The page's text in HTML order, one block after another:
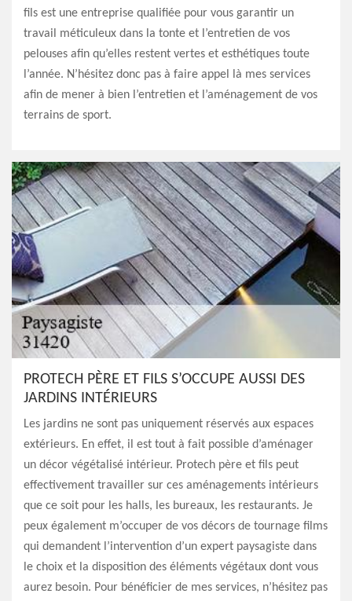
fils est une entreprise qualifiée pour vous garantir un
travail méticuleux dans la tonte et l’entretien de vos
pelouses afin qu’elles restent vertes et esthétiques toute
l’année. N’hésitez donc pas à faire appel là mes services
afin de mener à bien l’entretien et l’aménagement de vos
terrains de sport.
PROTECH PÈRE ET FILS S’OCCUPE AUSSI DES
JARDINS INTÉRIEURS
Les jardins ne sont pas uniquement réservés aux espaces
extérieurs. En effet, il est tout à fait possible d’aménager
un décor végétalisé intérieur. Protech père et fils peut
effectivement travailler sur ces aménagements intérieurs
que ce soit pour les halls, les bureaux, les restaurants. Je
peux également m’occuper de vos décors de tournage films
qui demandent l’intervention d’un expert paysagiste dans
le choix et la disposition des éléments végétaux dont vous
aurez besoin. Pour bénéficier de mes services, n’hésitez pas